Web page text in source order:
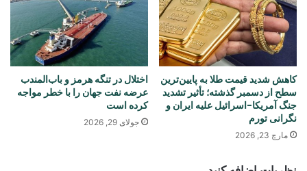
کاهش شدید قیمت طلا به پایین‌ترین
سطح از دسمبر گذشته؛ تأثیر تشدید
جنگ آمریکا-اسرائیل علیه ایران و
نگرانی تورم
مارچ 23, 2026
اختلال در تنگه هرمز و باب‌المندب
عرضه نفت جهان را با خطر مواجه
کرده است
جولای 29, 2026